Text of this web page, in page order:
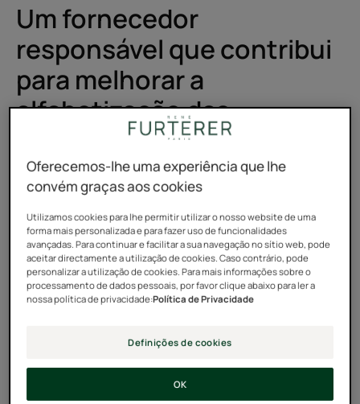
Um fornecedor
responsável que contribui
para melhorar a
alfabetização das
mulheres marroquinas
Utilizado há milhares de anos por mulheres berberes
para os seus cuidados corporais e capilares, o óleo de
argão tem propriedades estéticas extraordinárias.
Oferecemos-lhe uma experiência que lhe
convém graças aos cookies
Utilizamos cookies para lhe permitir utilizar o nosso website de uma
forma mais personalizada e para fazer uso de funcionalidades
avançadas. Para continuar e facilitar a sua navegação no sítio web, pode
aceitar directamente a utilização de cookies. Caso contrário, pode
personalizar a utilização de cookies. Para mais informações sobre o
processamento de dados pessoais, por favor clique abaixo para ler a
nossa política de privacidade:Política de Privacidade
Definições de cookies
OK